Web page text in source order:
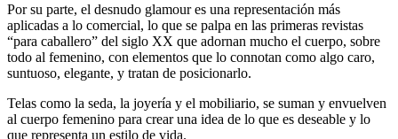
Por su parte, el desnudo glamour es una representación más
aplicadas a lo comercial, lo que se palpa en las primeras revistas
“para caballero” del siglo XX que adornan mucho el cuerpo, sobre
todo al femenino, con elementos que lo connotan como algo caro,
suntuoso, elegante, y tratan de posicionarlo.
Telas como la seda, la joyería y el mobiliario, se suman y envuelven
al cuerpo femenino para crear una idea de lo que es deseable y lo
que representa un estilo de vida.